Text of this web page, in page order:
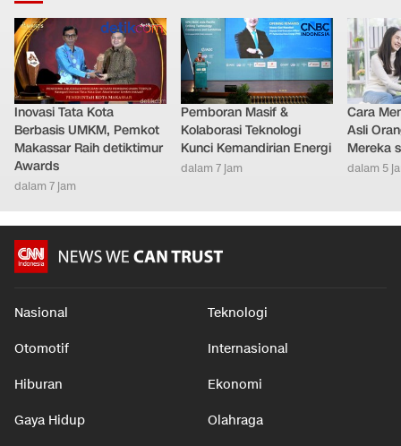
Inovasi Tata Kota
Berbasis UMKM, Pemkot
Makassar Raih detiktimur
Awards
dalam 7 jam
Pemboran Masif &
Kolaborasi Teknologi
Kunci Kemandirian Energi
dalam 7 jam
Cara
Asli
Mereka
dalam 5
Nasional Teknologi
Otomotif Internasional
Hiburan Ekonomi
Gaya Hidup Olahraga